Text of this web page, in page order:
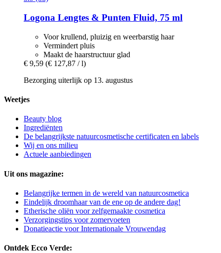
Logona Lengtes & Punten Fluid, 75 ml
Voor krullend, pluizig en weerbarstig haar
Vermindert pluis
Maakt de haarstructuur glad
€ 9,59 (€ 127,87 / l)
Bezorging uiterlijk op 13. augustus
Weetjes
Beauty blog
Ingrediënten
De belangrijkste natuurcosmetische certificaten en labels
Wij en ons milieu
Actuele aanbiedingen
Uit ons magazine:
Belangrijke termen in de wereld van natuurcosmetica
Eindelijk droomhaar van de ene op de andere dag!
Etherische oliën voor zelfgemaakte cosmetica
Verzorgingstips voor zomervoeten
Donatieactie voor Internationale Vrouwendag
Ontdek Ecco Verde: